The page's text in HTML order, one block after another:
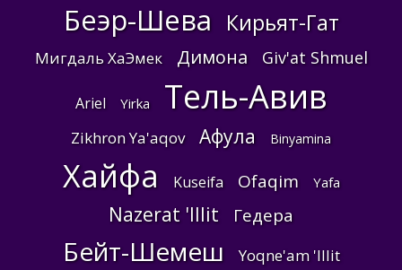
Беэр-Шева Кирьят-Гат
Мигдаль ХаЭмек Димона Giv'at Shmuel
Ariel Yirka Тель-Авив
Zikhron Ya'aqov Афула Binyamina
Хайфа Kuseifa Ofaqim Yafa
Nazerat 'Illit Гедера
Бейт-Шемеш Yoqne'am 'Illit